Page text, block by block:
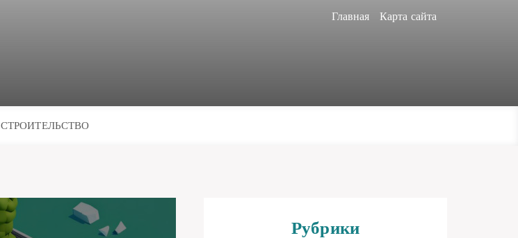
Главная Карта сайта
СТРОИТЕЛЬСТВО
Рубрики